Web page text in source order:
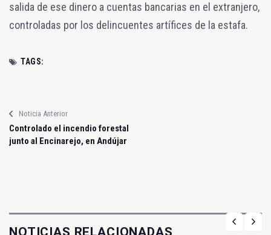
salida de ese dinero a cuentas bancarias en el extranjero,
controladas por los delincuentes artífices de la estafa.
TAGS:
Noticia Anterior
Controlado el incendio forestal
junto al Encinarejo, en Andújar